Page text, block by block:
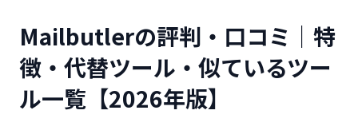
Mailbutlerの評判・口コミ｜特
徴・代替ツール・似ているツー
ル一覧【2026年版】